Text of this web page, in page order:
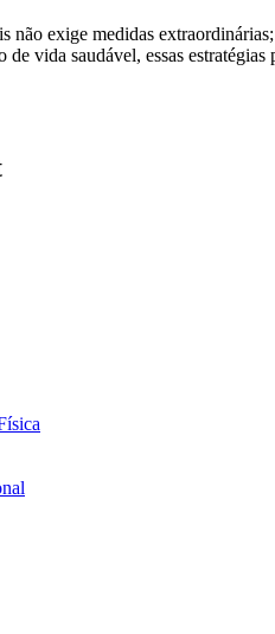
não exige medidas
vida saudável, essas